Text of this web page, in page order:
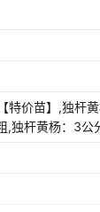
特价苗】,独杆
,独杆黄杨：3
5公分粗【别墅